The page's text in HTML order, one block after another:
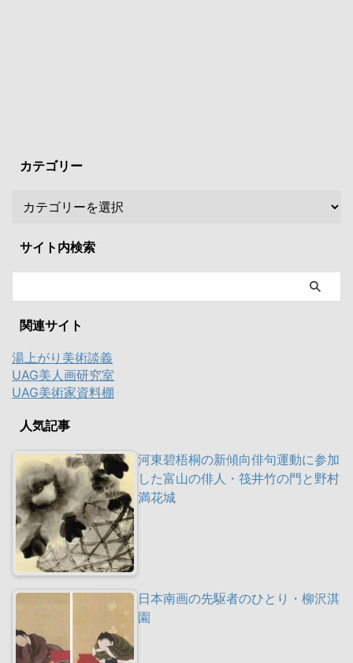
カテゴリー
サイト内検索
関連サイト
湯上がり美術談義
UAG美人画研究室
UAG美術家資料棚
人気記事
河東碧梧桐の新傾向俳句運動に参加
した富山の俳人・筏井竹の門と野村
満花城
日本南画の先駆者のひとり・柳沢淇
園